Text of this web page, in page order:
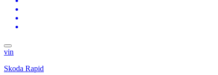
vin
Skoda Rapid